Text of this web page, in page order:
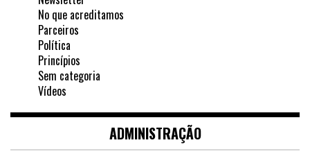
No que acreditamos
Parceiros
Política
Princípios
Sem categoria
Vídeos
ADMINISTRAÇÃO